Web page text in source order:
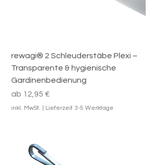
rewagi® 2 Schleuderstäbe Plexi –
Transparente & hygienische
Gardinenbedienung
ab 12,95 €
Sale-Preis
inkl. MwSt. Lieferzeit 3-5 Werktage